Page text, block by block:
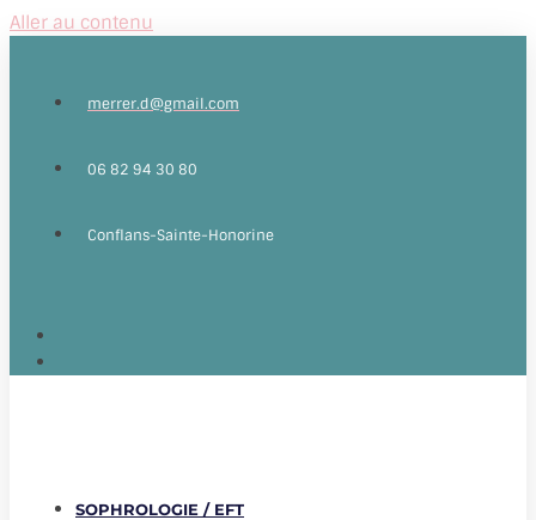
Aller au contenu
merrer.d@gmail.com
06 82 94 30 80
Conflans-Sainte-Honorine
SOPHROLOGIE / EFT